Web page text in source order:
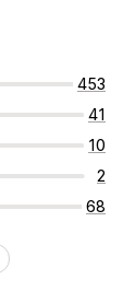
453
41
10
2
68